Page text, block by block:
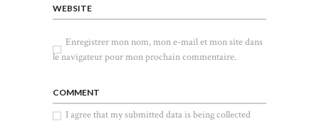
WEBSITE
Enregistrer mon nom, mon e-mail et mon site dans
le navigateur pour mon prochain commentaire.
COMMENT
I agree that my submitted data is being collected